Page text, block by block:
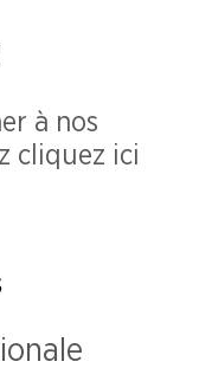
à nos
cliquez ici